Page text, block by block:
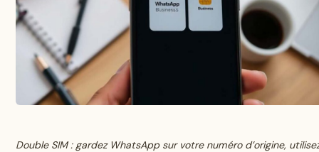
Double SIM : gardez WhatsApp sur votre numéro d’origine,